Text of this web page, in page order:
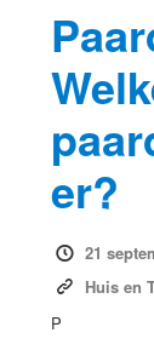
er?
21
Huis en
P